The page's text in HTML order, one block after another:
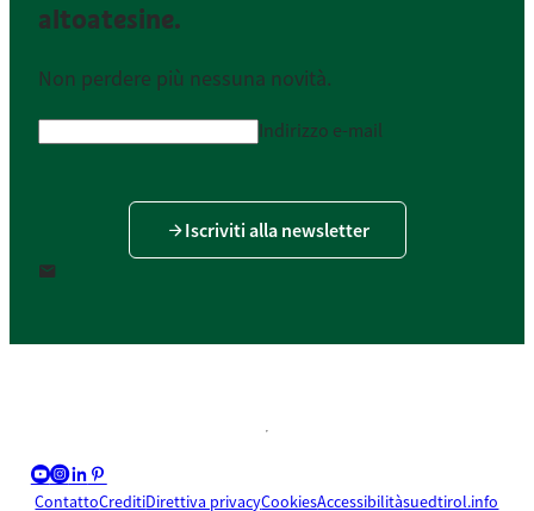
altoatesine.
Non perdere più nessuna novità.
Indirizzo e-mail
Iscriviti alla newsletter
youtube_big
instagram_big
linkedin_nocircle
ContattoCreditiDirettiva privacyCookiesAccessibilitàsuedtirol.info